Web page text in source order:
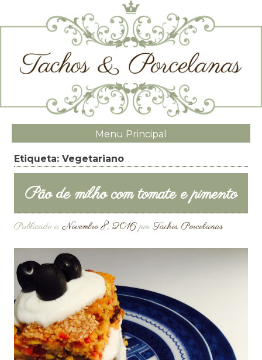
Menu Principal
Etiqueta: Vegetariano
Pão de milho com tomate e pimento
Publicado a Novembro 8, 2016por Tachos Porcelanas